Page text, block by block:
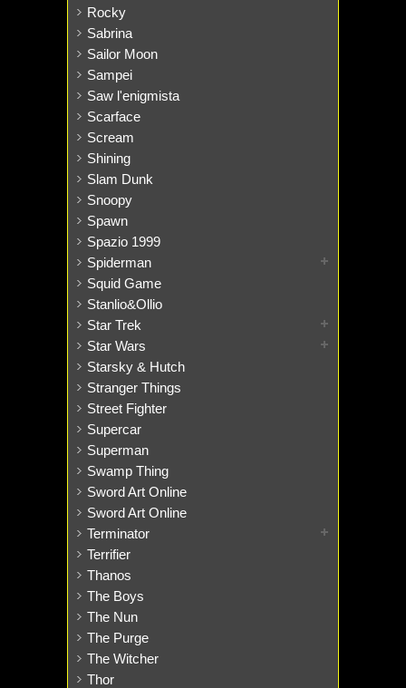
Rocky
Sabrina
Sailor Moon
Sampei
Saw l'enigmista
Scarface
Scream
Shining
Slam Dunk
Snoopy
Spawn
Spazio 1999
Spiderman
Squid Game
Stanlio&Ollio
Star Trek
Star Wars
Starsky & Hutch
Stranger Things
Street Fighter
Supercar
Superman
Swamp Thing
Sword Art Online
Sword Art Online
Terminator
Terrifier
Thanos
The Boys
The Nun
The Purge
The Witcher
Thor